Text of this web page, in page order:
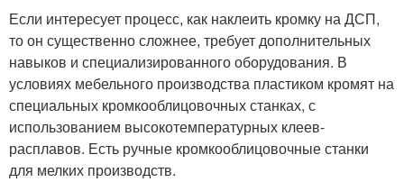
Если интересует процесс, как наклеить кромку на ДСП,
то он существенно сложнее, требует дополнительных
навыков и специализированного оборудования. В
условиях мебельного производства пластиком кромят на
специальных кромкооблицовочных станках, с
использованием высокотемпературных клеев-
расплавов. Есть ручные кромкооблицовочные станки
для мелких производств.